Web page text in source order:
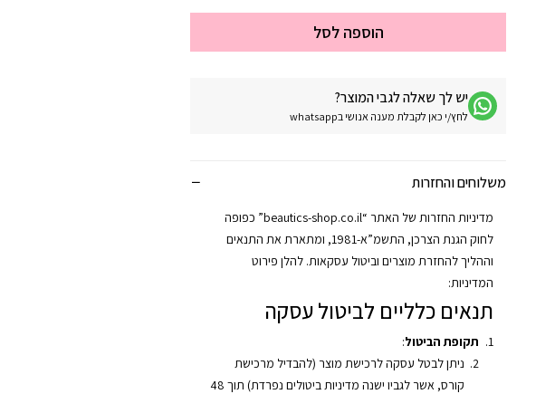
הוספה לסל
יש לך שאלה לגבי המוצר?
לחץ/י כאן לקבלת מענה אנושי בwhatsapp
משלוחים והחזרות
מדיניות החזרות של האתר “beautics-shop.co.il” כפופה
לחוק הגנת הצרכן, התשמ”א-1981, ומתארת את התנאים
וההליך להחזרת מוצרים וביטול עסקאות. להלן פירוט
המדיניות:
תנאים כלליים לביטול עסקה
תקופת הביטול:
ניתן לבטל עסקה לרכישת מוצר (להבדיל מרכישת
קורס, אשר לגביו ישנה מדיניות ביטולים נפרדת) תוך 48